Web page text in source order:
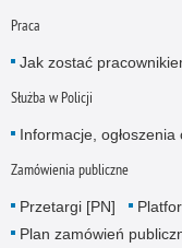
Praca
Jak zostać
Służba w Policji
Informacje, ogłoszenia
Zamówienia publiczne
Przetargi [PN]
Plan zamówień